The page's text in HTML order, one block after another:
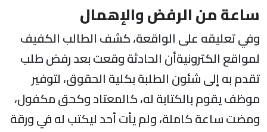
ساعة من الرفض والإهمال
وفي تعليقه على الواقعة، كشف الطالب الكفيف
لمواقع الكترونيةأن الحادثة وقعت بعد رفض طلب
تقدم به إلى شئون الطلبة بكلية الحقوق، لتوفير
موظف يقوم بالكتابة له، كالمعتاد وكحق مكفول،
ومضت ساعة كاملة، ولم يأت أحد ليكتب له في ورقة